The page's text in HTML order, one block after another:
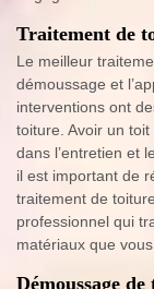
Traitement de
Le meilleur
démoussage et
interventions ont
toiture. Avoir un
dans l’entretien et
il est important de
traitement de
professionnel qui
matériaux que
Démoussage